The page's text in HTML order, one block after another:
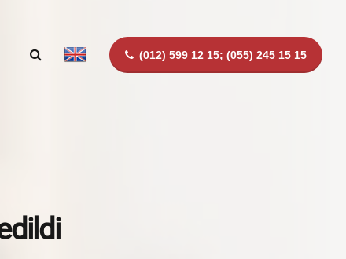
(012) 599 12 15; (055) 245 15 15